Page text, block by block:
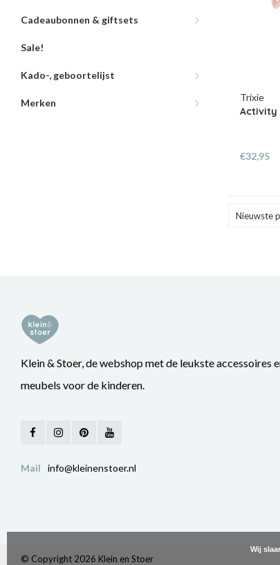
Cadeaubonnen & giftsets
Sale!
Kado-, geboortelijst
Merken Trixie
Activity
€32,95
Nieuwste
Klein & Stoer, de webshop met de leukste accessoires
meubels voor de kinderen.
Mail info@kleinenstoer.nl
© Copyright 2026 Klein en Stoer
Wij